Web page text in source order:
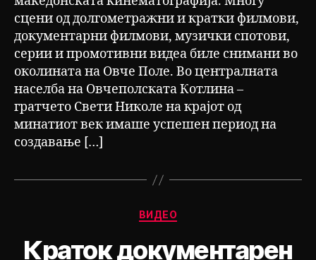
сцени од долгометражни и кратки филмови,
документарни филмови, музички спотови,
серии и промотивни видеа биле снимани во
околината на Овче Поле. Во централната
населба на Овчеполската Котлина –
гратчето Свети Николе на крајот од
минатиот век имаше успешен период на
создавање […]
Categories
ВИДЕО
Краток документарен